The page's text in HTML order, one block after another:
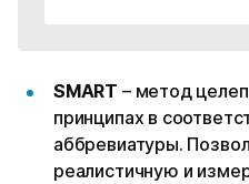
SMART – метод
принципах в
аббревиатуры.
реалистичную и